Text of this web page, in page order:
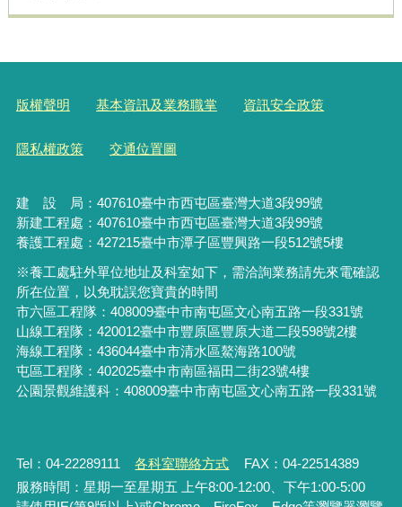
版權聲明 基本資訊及業務職掌 資訊安全政策
隱私權政策 交通位置圖
建 設 局： 407610臺中市西屯區臺灣大道3段99號
新建工程處：407610臺中市西屯區臺灣大道3段99號
養護工程處：427215臺中市潭子區豐興路一段512號5樓
※養工處駐外單位地址及科室如下，需洽詢業務請先來電確認
所在位置，以免耽誤您寶貴的時間
市六區工程隊：408009臺中市南屯區文心南五路一段331號
山線工程隊：420012臺中市豐原區豐原大道二段598號2樓
海線工程隊：436044臺中市清水區鰲海路100號
屯區工程隊：402025臺中市南區福田二街23號4樓
公園景觀維護科：408009臺中市南屯區文心南五路一段331號
Tel：04-22289111 各科室聯絡方式
FAX：04-22514389
服務時間：星期一至星期五 上午8:00-12:00、下午1:00-5:00